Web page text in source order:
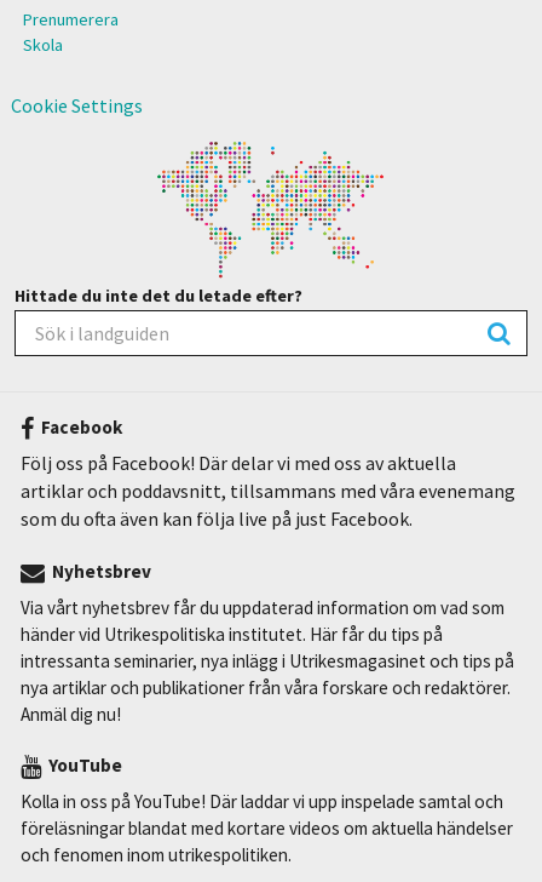
Prenumerera
Skola
Cookie Settings
Hittade du inte det du letade efter?
Facebook
Följ oss på Facebook! Där delar vi med oss av aktuella
artiklar och poddavsnitt, tillsammans med våra evenemang
som du ofta även kan följa live på just Facebook.
Nyhetsbrev
Via vårt nyhetsbrev får du uppdaterad information om vad som
händer vid Utrikespolitiska institutet. Här får du tips på
intressanta seminarier, nya inlägg i Utrikesmagasinet och tips på
nya artiklar och publikationer från våra forskare och redaktörer.
Anmäl dig nu!
YouTube
Kolla in oss på YouTube! Där laddar vi upp inspelade samtal och
föreläsningar blandat med kortare videos om aktuella händelser
och fenomen inom utrikespolitiken.